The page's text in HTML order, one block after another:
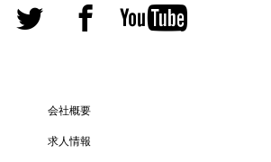
会社概要
求人情報